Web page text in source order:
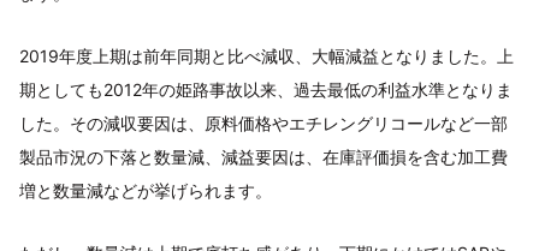
2019年度上期は前年同期と比べ減収、大幅減益となりました。上
期としても2012年の姫路事故以来、過去最低の利益水準となりま
した。その減収要因は、原料価格やエチレングリコールなど一部
製品市況の下落と数量減、減益要因は、在庫評価損を含む加工費
増と数量減などが挙げられます。